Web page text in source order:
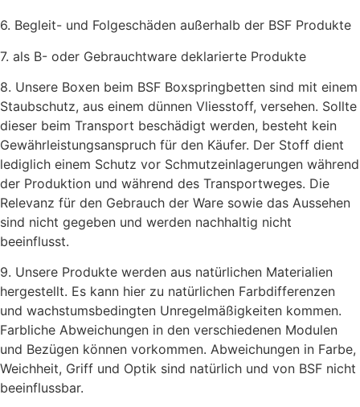
6. Begleit- und Folgeschäden außerhalb der BSF Produkte
7. als B- oder Gebrauchtware deklarierte Produkte
8. Unsere Boxen beim BSF Boxspringbetten sind mit einem
Staubschutz, aus einem dünnen Vliesstoff, versehen. Sollte
dieser beim Transport beschädigt werden, besteht kein
Gewährleistungsanspruch für den Käufer. Der Stoff dient
lediglich einem Schutz vor Schmutzeinlagerungen während
der Produktion und während des Transportweges. Die
Relevanz für den Gebrauch der Ware sowie das Aussehen
sind nicht gegeben und werden nachhaltig nicht
beeinflusst.
9. Unsere Produkte werden aus natürlichen Materialien
hergestellt. Es kann hier zu natürlichen Farbdifferenzen
und wachstumsbedingten Unregelmäßigkeiten kommen.
Farbliche Abweichungen in den verschiedenen Modulen
und Bezügen können vorkommen. Abweichungen in Farbe,
Weichheit, Griff und Optik sind natürlich und von BSF nicht
beeinflussbar.